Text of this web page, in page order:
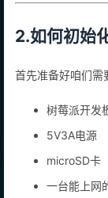
2.如何初始
首先准备好咱们需
树莓派开发
5V3A电源
microSD卡
一台能上网